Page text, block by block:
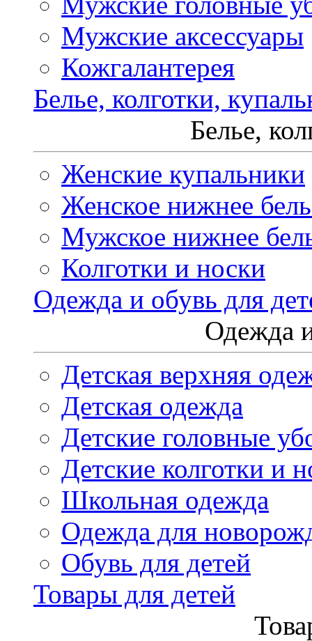
Мужские аксессуары
Кожгалантерея
Белье, колготки,
Белье,
Женские купальники
Женское нижнее
Мужское нижнее
Колготки и носки
Одежда и обувь для
Одежда
Детская верхняя
Детская одежда
Детские головные
Детские колготки и
Школьная одежда
Одежда для
Обувь для детей
Товары для детей